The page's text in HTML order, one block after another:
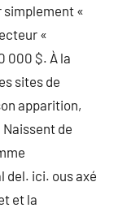
simplement «
«
000 $. À la
sites de
apparition,
de
del. ici. ous axé
et la